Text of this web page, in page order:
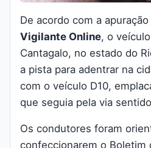
De acordo com a
Vigilante Online, o
Cantagalo, no estado do
a pista para adentrar na
com o veículo D10,
que seguia pela via
Os condutores foram
confeccionarem o Boletim